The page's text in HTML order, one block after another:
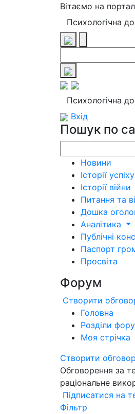
Вітаємо на
Психологічна
Психологічна
Вхід
Пошук по
Новини
Історії успіху
Історії війни
Питання та
Дошка
Аналітика
Публічні
Паспорт
Просвіта
Форум
Створити
Головна
Розділи
Моя стрічка
Створити
Обговорення за
раціональне
Підписатися на
Фільтр